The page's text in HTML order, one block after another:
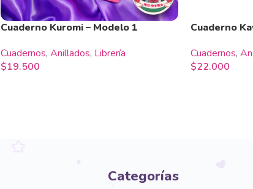
Cuaderno Kuromi – Modelo 1
Cuadernos, Anillados, Librería
$19.500
Cuaderno
Cuadernos,
$22.000
Categorías